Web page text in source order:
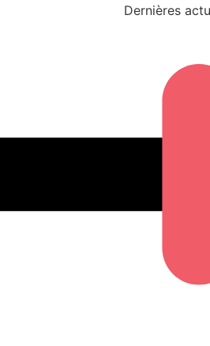
Dernières